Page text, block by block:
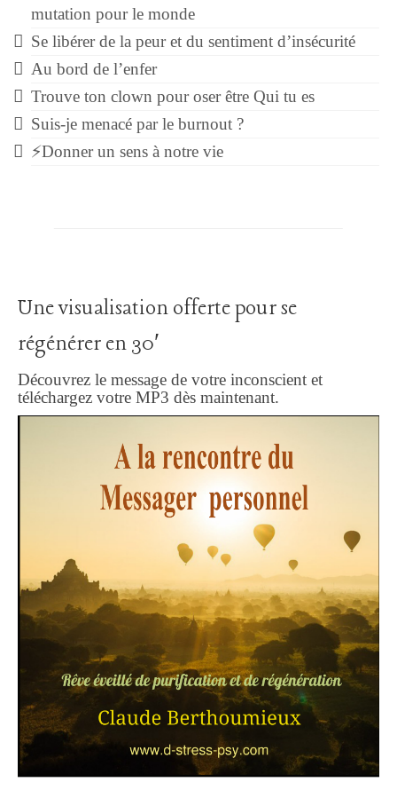
mutation pour le monde
Se libérer de la peur et du sentiment d’insécurité
Au bord de l’enfer
Trouve ton clown pour oser être Qui tu es
Suis-je menacé par le burnout ?
⚡Donner un sens à notre vie
Une visualisation offerte pour se
régénérer en 30′
Découvrez le message de votre inconscient et
téléchargez votre MP3 dès maintenant.